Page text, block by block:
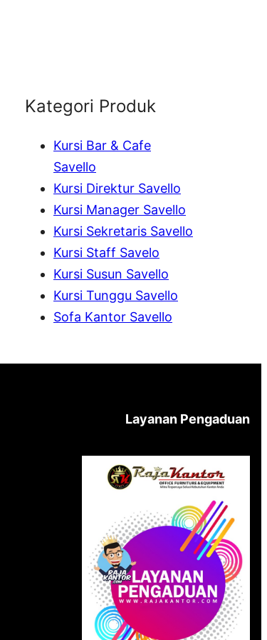
Kategori Produk
Kursi Bar & Cafe
Savello
Kursi Direktur Savello
Kursi Manager Savello
Kursi Sekretaris Savello
Kursi Staff Savelo
Kursi Susun Savello
Kursi Tunggu Savello
Sofa Kantor Savello
Layanan Pengaduan